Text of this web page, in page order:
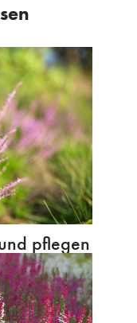
pflegen